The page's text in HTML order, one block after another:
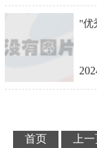
"优
首页 上